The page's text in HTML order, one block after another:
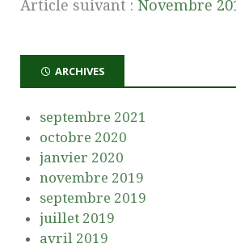
Article suivant : Novembre
ARCHIVES
septembre 2021
octobre 2020
janvier 2020
novembre 2019
septembre 2019
juillet 2019
avril 2019